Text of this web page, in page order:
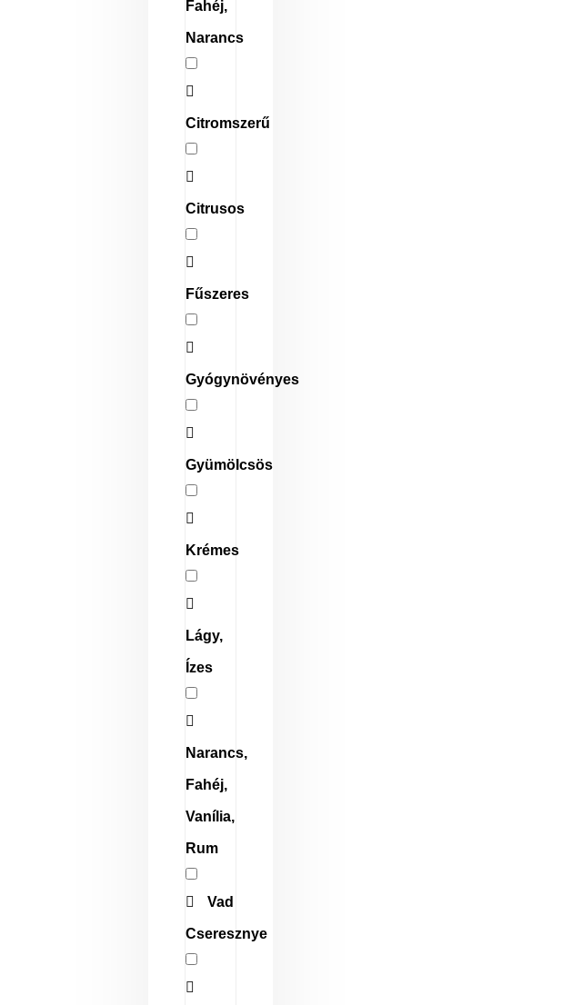
Fahéj,
Narancs
Citromszerű
Citrusos
Fűszeres
Gyógynövényes
Gyümölcsös
Krémes
Lágy,
Ízes
Narancs,
Fahéj,
Vanília,
Rum
Vad
Cseresznye